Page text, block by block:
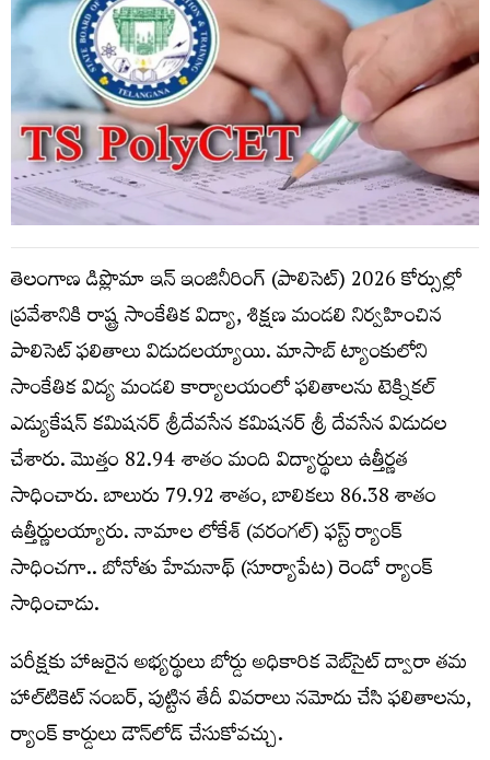
తెలంగాణ డిప్లొమా ఇన్‌ ఇంజినీరింగ్‌ (పాలిసెట్) 2026 కోర్సుల్లో
ప్రవేశానికి రాష్ట్ర సాంకేతిక విద్యా, శిక్షణ మండలి నిర్వహించిన
పాలిసెట్‌ ఫలితాలు విడుదలయ్యాయి. మాసాబ్ ట్యాంకులోని
సాంకేతిక విద్య మండలి కార్యాలయంలో ఫలితాలను టెక్నికల్
ఎడ్యుకేషన్ కమిషనర్ శ్రీదేవసేన కమిషనర్ శ్రీ దేవసేన విడుదల
చేశారు. మొత్తం 82.94 శాతం మంది విద్యార్థులు ఉత్తీర్ణత
సాధించారు. బాలురు 79.92 శాతం, బాలికలు 86.38 శాతం
ఉత్తీర్ణులయ్యారు. నామాల లోకేశ్‌ (వరంగల్‌) ఫస్ట్‌ ర్యాంక్‌
సాధించగా.. బోనోతు హేమనాథ్‌ (సూర్యాపేట) రెండో ర్యాంక్‌
సాధించాడు.
పరీక్షకు హాజరైన అభ్యర్థులు బోర్డు అధికారిక వెబ్‌సైట్‌ ద్వారా తమ
హాల్‌టికెట్‌ నంబర్‌, పుట్టిన తేదీ వివరాలు నమోదు చేసి ఫలితాలను,
ర్యాంక్ కార్డులు డౌన్‌లోడ్‌ చేసుకోవచ్చు.